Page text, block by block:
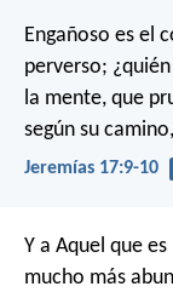
Engañoso es el
perverso;
la mente, que
según su camino,
Jeremías 17:9-10
Y a Aquel que
mucho más